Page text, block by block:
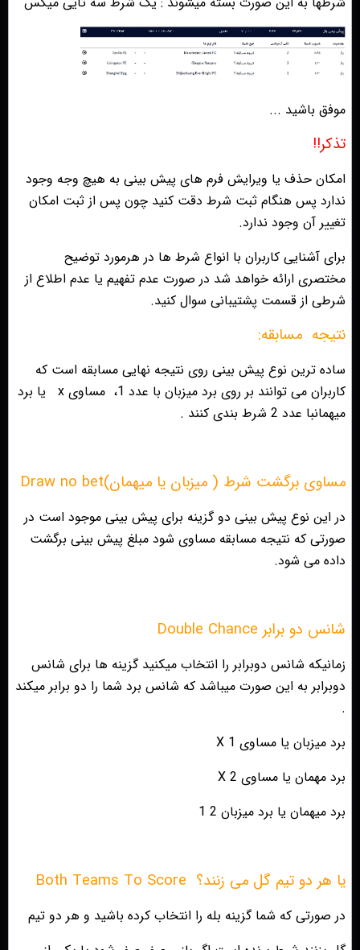
موفق باشید ...
تذكر!!
امكان حذف يا ويرايش فرم هاى پيش بينى به هيچ وجه وجود
ندارد پس هنگام ثبت شرط دقت كنيد چون پس از ثبت امكان
تغيير آن وجود ندارد.
براى آشنايى كاربران با انواع شرط ها در هرمورد توضيح
مختصرى ارائه خواهد شد در صورت عدم تفهيم يا عدم اطلاع از
شرطى از قسمت پشتيبانى سوال كنيد.
نتيجه مسابقه:
ساده ترين نوع پيش بينى روى نتيجه نهايى مسابقه است كه
كاربران مى توانند بر روى برد ميزبان با عدد 1،
مساوى x
يا برد
ميهمانبا عدد 2 شرط بندی کنند .
مساوى برگشت شرط ( ميزبان يا ميهمان)Draw no bet
در اين نوع پيش بينى دو گزينه براى پيش بينى موجود است در
صورتى كه نتيجه مسابقه مساوى شود مبلغ پيش بينى برگشت
داده مى شود.
شانس دو برابر Double Chance
زمانیکه شانس دوبرابر را انتخاب میکنید گزینه ها برای شانس
دوبرابر به این صورت میباشد که شانس برد شما را دو برابر میکند
.
برد میزبان یا مساوی 1 X
برد مهمان یا مساوی 2 X
برد میهمان یا برد میزبان 2 1
یا هر دو تیم گل می زنند؟ Both Teams To Score
در صورتی که شما گزینه بله را انتخاب کرده باشید و هر دو تیم